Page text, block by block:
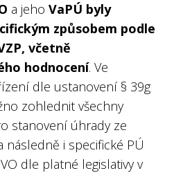
a jeho VaPÚ byly
způsobem podle
včetně
hodnocení. Ve
dle ustanovení § 39g
zohlednit všechny
stanovení úhrady ze
i specifické PÚ
dle platné legislativy v